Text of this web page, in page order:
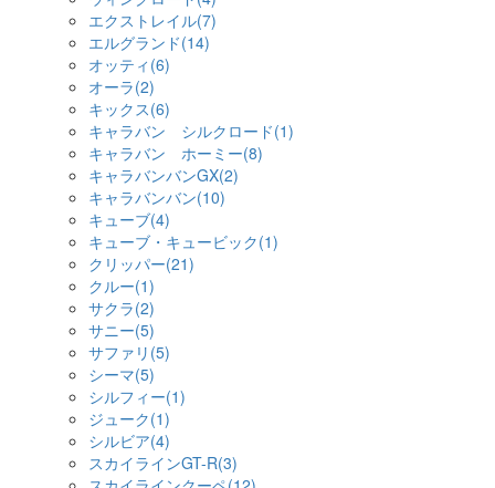
エクストレイル(7)
エルグランド(14)
オッティ(6)
オーラ(2)
キックス(6)
キャラバン シルクロード(1)
キャラバン ホーミー(8)
キャラバンバンGX(2)
キャラバンバン(10)
キューブ(4)
キューブ・キュービック(1)
クリッパー(21)
クルー(1)
サクラ(2)
サニー(5)
サファリ(5)
シーマ(5)
シルフィー(1)
ジューク(1)
シルビア(4)
スカイラインGT-R(3)